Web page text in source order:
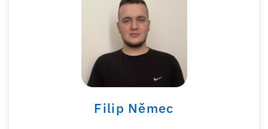
Filip Němec